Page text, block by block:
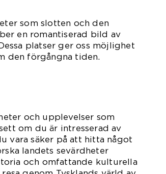
som slotten och den
en romantiserad bild av
platser ger oss möjlighet
den förgångna tiden.
och upplevelser som
om du är intresserad av
vara säker på att hitta något
landets sevärdheter
och omfattande kulturella